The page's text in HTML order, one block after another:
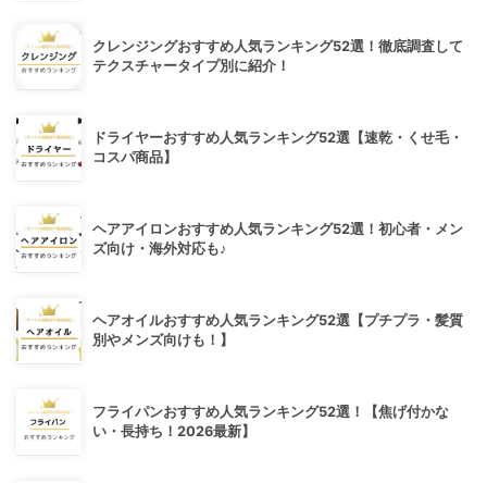
クレンジングおすすめ人気ランキング52選！徹底調査して
テクスチャータイプ別に紹介！
ドライヤーおすすめ人気ランキング52選【速乾・くせ毛・
コスパ商品】
ヘアアイロンおすすめ人気ランキング52選！初心者・メン
ズ向け・海外対応も♪
ヘアオイルおすすめ人気ランキング52選【プチプラ・髪質
別やメンズ向けも！】
フライパンおすすめ人気ランキング52選！【焦げ付かな
い・長持ち！2026最新】